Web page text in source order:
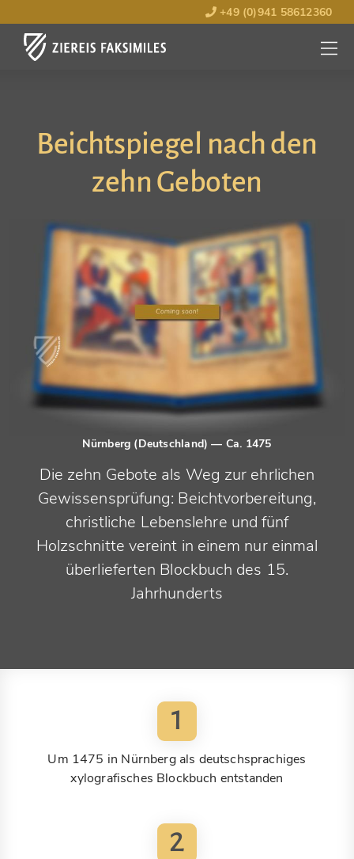
+49 (0)941 58612360
MENÜ
Beichtspiegel nach den
zehn Geboten
Nürnberg (Deutschland)— Ca. 1475
Die zehn Gebote als Weg zur ehrlichen
Gewissensprüfung: Beichtvorbereitung,
christliche Lebenslehre und fünf
Holzschnitte vereint in einem nur einmal
überlieferten Blockbuch des 15.
Jahrhunderts
1
Um 1475 in Nürnberg als deutschsprachiges
xylografisches Blockbuch entstanden
2